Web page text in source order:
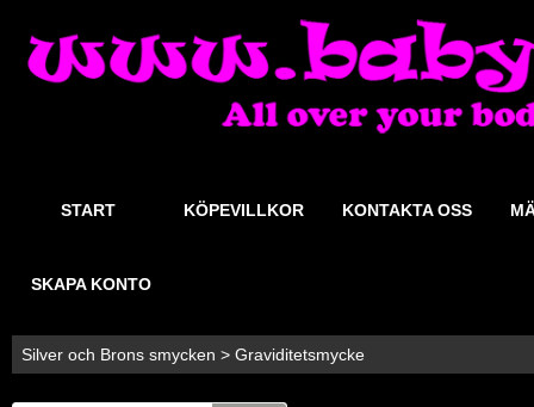
START KÖPEVILLKOR KONTAKTA OSS
SKAPA KONTO
Silver och Brons smycken > Graviditetsmycke